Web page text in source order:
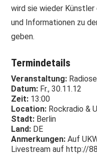
PRINT & CDS
IMPRESSUM
wird sie wieder
und Informationen zu
geben.
Termindetails
Veranstaltung:
Datum: Fr., 30.11.12
Zeit: 13:00
Location: Rockradio &
Stadt: Berlin
Land: DE
Anmerkungen: Auf
Livestream auf http://